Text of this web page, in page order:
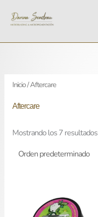
Inicio/ Aftercare
Aftercare
Mostrando los 7 resultados